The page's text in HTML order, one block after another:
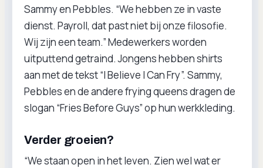
Sammy en Pebbles. “We hebben ze in vaste
dienst. Payroll, dat past niet bij onze filosofie.
Wij zijn een team.” Medewerkers worden
uitputtend getraind. Jongens hebben shirts
aan met de tekst “I Believe I Can Fry”. Sammy,
Pebbles en de andere frying queens dragen de
slogan “Fries Before Guys” op hun werkkleding.
Verder groeien?
“We staan open in het leven. Zien wel wat er